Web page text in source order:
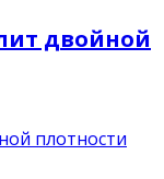
плотности